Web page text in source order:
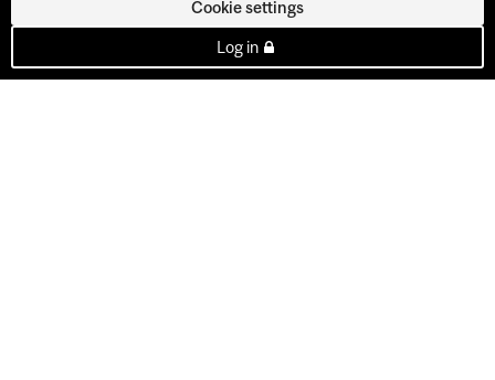
Cookie settings
Log in